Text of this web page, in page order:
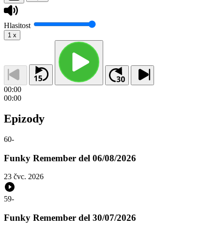
Hlasitost
1 x
00:00
00:00
Epizody
60-
Funky Remember del 06/08/2026
23 čvc. 2026
59-
Funky Remember del 30/07/2026